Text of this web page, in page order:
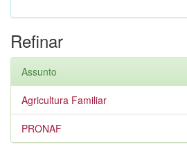
Refinar
Assunto
Agricultura Familiar
PRONAF